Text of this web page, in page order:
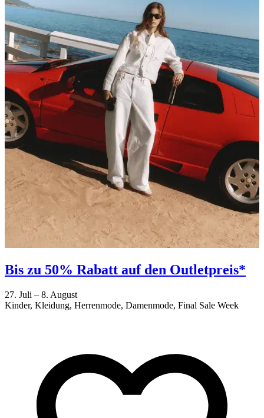
Bis zu 50% Rabatt auf den Outletpreis*
27. Juli – 8. August
Kinder, Kleidung, Herrenmode, Damenmode, Final Sale Week